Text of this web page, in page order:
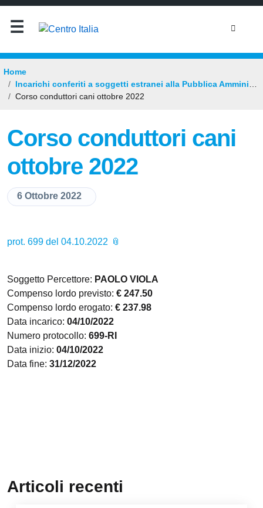
Home
Incarichi conferiti a soggetti estranei alla Pubblica Amministrazione
Corso conduttori cani ottobre 2022
Corso conduttori cani
ottobre 2022
6 Ottobre 2022
prot. 699 del 04.10.2022
Soggetto Percettore: PAOLO VIOLA
Compenso lordo previsto: € 247.50
Compenso lordo erogato: € 237.98
Data incarico: 04/10/2022
Numero protocollo: 699-RI
Data inizio: 04/10/2022
Data fine: 31/12/2022
Articoli recenti